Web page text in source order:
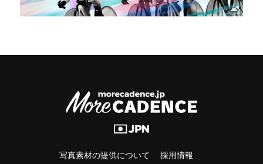
写真素材の提供について 採用情報